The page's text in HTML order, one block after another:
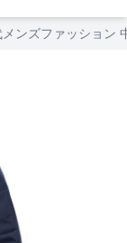
メンズファッション